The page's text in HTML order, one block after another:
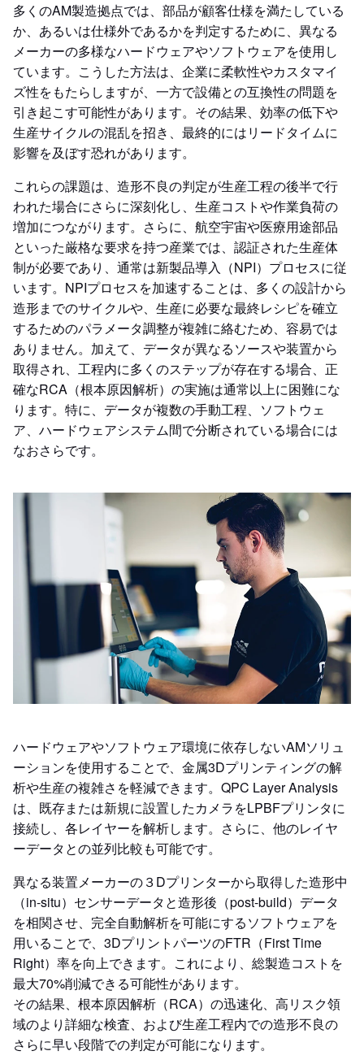
多くのAM製造拠点では、部品が顧客仕様を満たしている
か、あるいは仕様外であるかを判定するために、異なる
メーカーの多様なハードウェアやソフトウェアを使用し
ています。こうした方法は、企業に柔軟性やカスタマイ
ズ性をもたらしますが、一方で設備との互換性の問題を
引き起こす可能性があります。その結果、効率の低下や
生産サイクルの混乱を招き、最終的にはリードタイムに
影響を及ぼす恐れがあります。
これらの課題は、造形不良の判定が生産工程の後半で行
われた場合にさらに深刻化し、生産コストや作業負荷の
増加につながります。さらに、航空宇宙や医療用途部品
といった厳格な要求を持つ産業では、認証された生産体
制が必要であり、通常は新製品導入（NPI）プロセスに従
います。NPIプロセスを加速することは、多くの設計から
造形までのサイクルや、生産に必要な最終レシピを確立
するためのパラメータ調整が複雑に絡むため、容易では
ありません。加えて、データが異なるソースや装置から
取得され、工程内に多くのステップが存在する場合、正
確なRCA（根本原因解析）の実施は通常以上に困難にな
ります。特に、データが複数の手動工程、ソフトウェ
ア、ハードウェアシステム間で分断されている場合には
なおさらです。
ハードウェアやソフトウェア環境に依存しないAMソリュ
ーションを使用することで、金属3Dプリンティングの解
析や生産の複雑さを軽減できます。QPC Layer Analysis
は、既存または新規に設置したカメラをLPBFプリンタに
接続し、各レイヤーを解析します。さらに、他のレイヤ
ーデータとの並列比較も可能です。
異なる装置メーカーの３Dプリンターから取得した造形中
（in-situ）センサーデータと造形後（post-build）データ
を相関させ、完全自動解析を可能にするソフトウェアを
用いることで、3DプリントパーツのFTR（First Time
Right）率を向上できます。これにより、総製造コストを
最大70%削減できる可能性があります。
その結果、根本原因解析（RCA）の迅速化、高リスク領
域のより詳細な検査、および生産工程内での造形不良の
さらに早い段階での判定が可能になります。